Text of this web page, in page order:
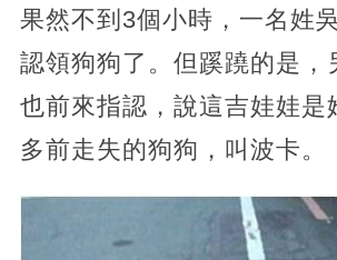
果然不到3個小時，一名姓
認領狗狗了。但蹊蹺的是，
也前來指認，說這吉娃娃是
多前走失的狗狗，叫波卡。